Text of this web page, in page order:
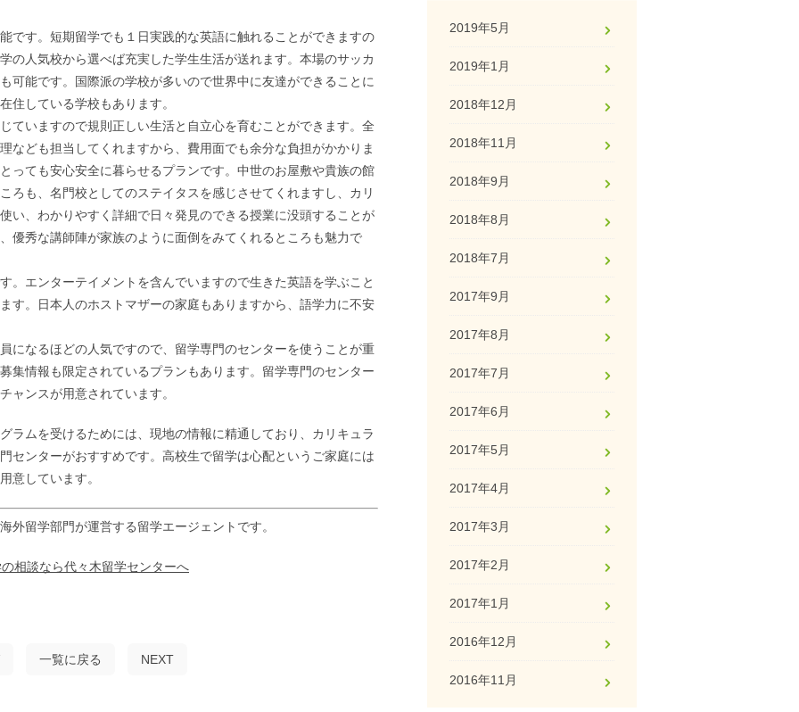
です。短期留学でも１日実践的な英語に触れることができますの
の人気校から選べば充実した学生生活が送れます。本場のサッカ
可能です。国際派の学校が多いので世界中に友達ができることに
住している学校もあります。
ていますので規則正しい生活と自立心を育むことができます。全
なども担当してくれますから、費用面でも余分な負担がかかりま
っても安心安全に暮らせるプランです。中世のお屋敷や貴族の館
ろも、名門校としてのステイタスを感じさせてくれますし、カリ
い、わかりやすく詳細で日々発見のできる授業に没頭することが
優秀な講師陣が家族のように面倒をみてくれるところも魅力で
。エンターテイメントを含んでいますので生きた英語を学ぶこと
す。日本人のホストマザーの家庭もありますから、語学力に不安
になるほどの人気ですので、留学専門のセンターを使うことが重
集情報も限定されているプランもあります。留学専門のセンター
ャンスが用意されています。
ラムを受けるためには、現地の情報に精通しており、カリキュラ
センターがおすすめです。高校生で留学は心配というご家庭には
意しています。
外留学部門が運営する留学エージェントです。
相談なら代々木留学センターへ
一覧に戻る NEXT
2019年5月
2019年1月
2018年12月
2018年11月
2018年9月
2018年8月
2018年7月
2017年9月
2017年8月
2017年7月
2017年6月
2017年5月
2017年4月
2017年3月
2017年2月
2017年1月
2016年12月
2016年11月